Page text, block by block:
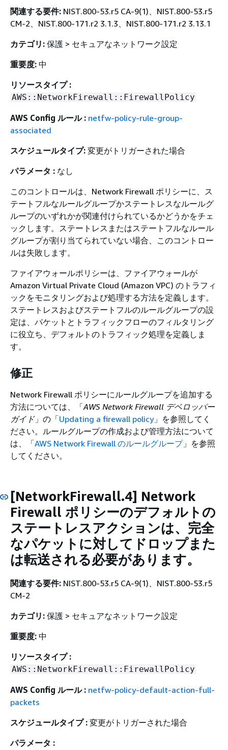
関連する要件: NIST.800-53.r5 CA-9(1)、NIST.800-53.r5
CM-2、NIST.800-171.r2 3.1.3、NIST.800-171.r2 3.13.1
カテゴリ: 保護 > セキュアなネットワーク設定
重要度: 中
リソースタイプ :
AWS::NetworkFirewall::FirewallPolicy
AWS Config ルール : netfw-policy-rule-group-
associated
スケジュールタイプ: 変更がトリガーされた場合
パラメータ : なし
このコントロールは、Network Firewall ポリシーに、ス
テートフルなルールグループかステートレスなルールグ
ループのいずれかが関連付けられているかどうかをチェ
ックします。ステートレスまたはステートフルなルール
グループが割り当てられていない場合、このコントロー
ルは失敗します。
ファイアウォールポリシーは、ファイアウォールが
Amazon Virtual Private Cloud (Amazon VPC) のトラフィ
ックをモニタリングおよび処理する方法を定義します。
ステートレスおよびステートフルのルールグループの設
定は、パケットとトラフィックフローのフィルタリング
に役立ち、デフォルトのトラフィック処理を定義しま
す。
修正
Network Firewall ポリシーにルールグループを追加する
方法については、「AWS Network Firewall デベロッパー
ガイド」の「Updating a firewall policy」を参照してく
ださい。ルールグループの作成および管理方法について
は、「AWS Network Firewall のルールグループ」を参照
してください。
[NetworkFirewall.4] Network
Firewall ポリシーのデフォルトの
ステートレスアクションは、完全
なパケットに対してドロップまた
は転送される必要があります。
関連する要件: NIST.800-53.r5 CA-9(1)、NIST.800-53.r5
CM-2
カテゴリ: 保護 > セキュアなネットワーク設定
重要度: 中
リソースタイプ :
AWS::NetworkFirewall::FirewallPolicy
AWS Config ルール : netfw-policy-default-action-full-
packets
スケジュールタイプ : 変更がトリガーされた場合
パラメータ :